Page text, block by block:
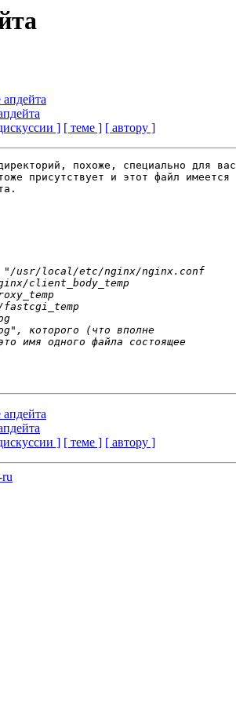
] [ теме ] [ автору ]
похоже, специально для вас
присутствует и этот файл имеется
] [ теме ] [ автору ]
ru